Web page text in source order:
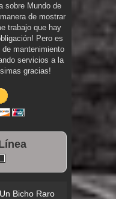
sobre Mundo de
de mostrar
trabajo que hay
Pero es
mantenimiento
servicios a la
gracias!
Bicho Raro